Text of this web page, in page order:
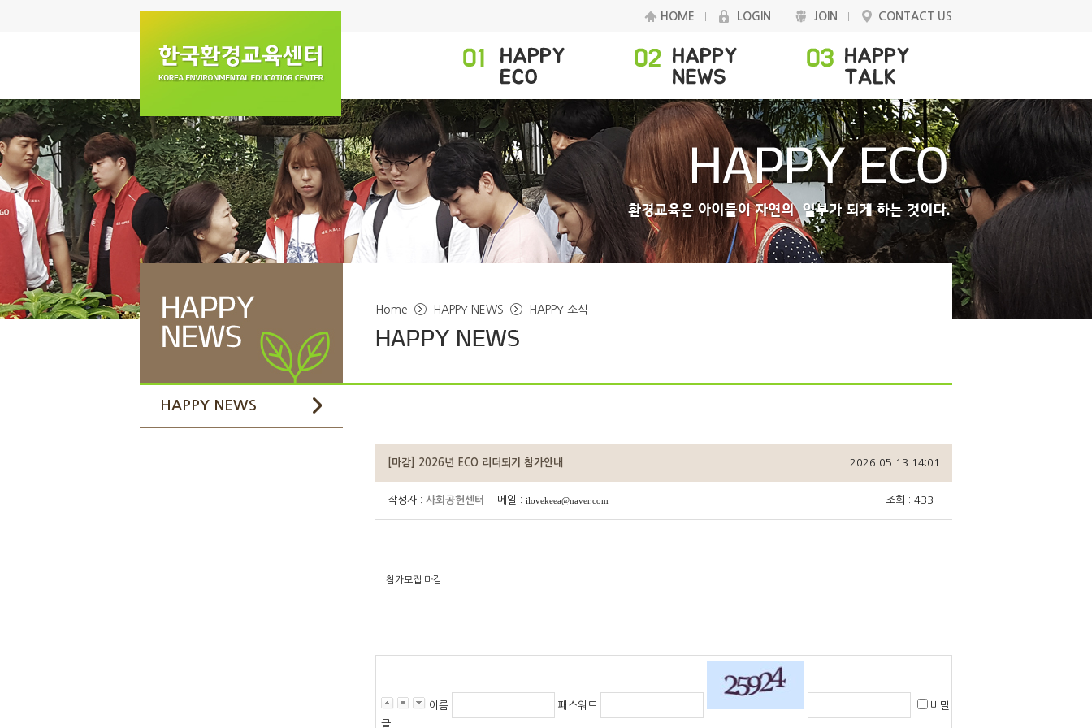
HOME LOGIN JOIN CONTACT US
HAPPY NEWS
Home HAPPY NEWS HAPPY 소식
[마감] 2026년 ECO 리더되기 참가안내 2026.05.13 14:01
작성자 : 사회공헌센터 메일 : ilovekeea@naver.com 조회 : 433
참가모집 마감
이름 패스워드
비밀
글